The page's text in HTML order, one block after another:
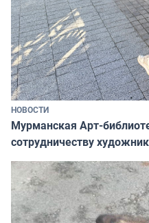
НОВОСТИ
Мурманская Арт-
сотрудничеству